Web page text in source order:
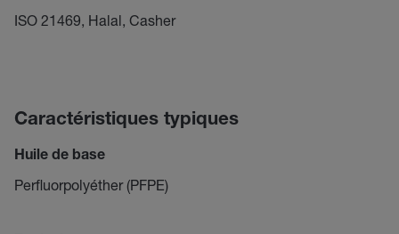
ISO 21469, Halal, Casher
Caractéristiques typiques
Huile de base
Perfluorpolyéther (PFPE)